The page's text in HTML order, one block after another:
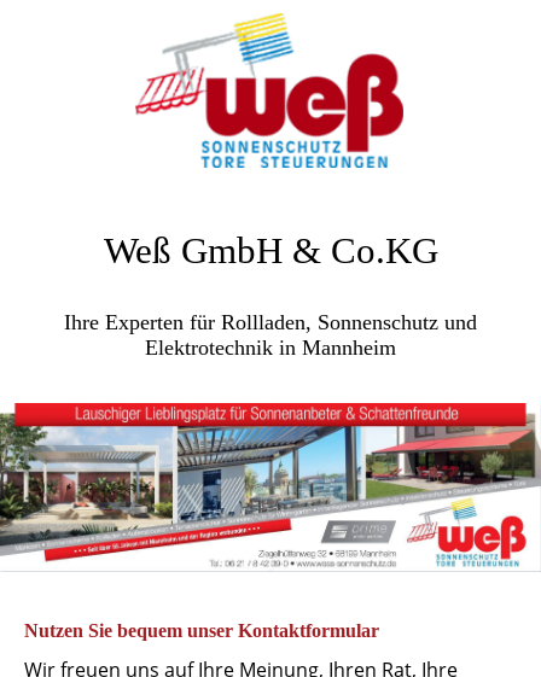
Weß GmbH & Co.KG
Ihre Experten für Rollladen, Sonnenschutz und
Elektrotechnik in Mannheim
Nutzen Sie bequem unser Kontaktformular
Wir freuen uns auf Ihre Meinung, Ihren Rat, Ihre